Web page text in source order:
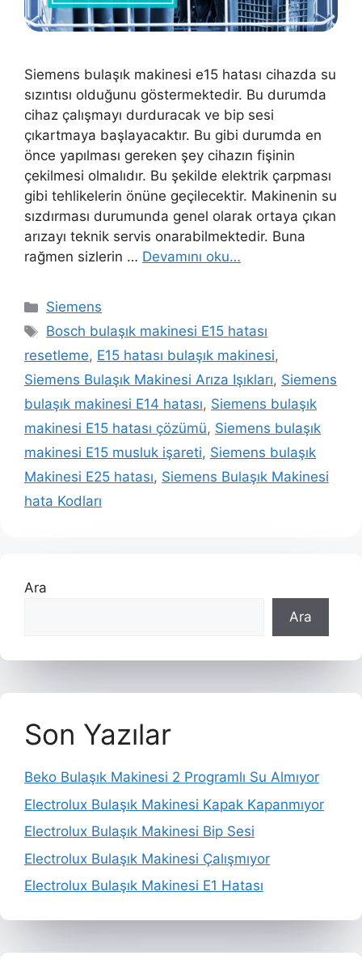
Siemens bulaşık makinesi e15 hatası cihazda su
sızıntısı olduğunu göstermektedir. Bu durumda
cihaz çalışmayı durduracak ve bip sesi
çıkartmaya başlayacaktır. Bu gibi durumda en
önce yapılması gereken şey cihazın fişinin
çekilmesi olmalıdır. Bu şekilde elektrik çarpması
gibi tehlikelerin önüne geçilecektir. Makinenin su
sızdırması durumunda genel olarak ortaya çıkan
arızayı teknik servis onarabilmektedir. Buna
rağmen sizlerin … Devamını oku…
Kategoriler
Siemens
Etiketler
Bosch bulaşık makinesi E15 hatası
resetleme, E15 hatası bulaşık makinesi,
Siemens Bulaşık Makinesi Arıza Işıkları, Siemens
bulaşık makinesi E14 hatası, Siemens bulaşık
makinesi E15 hatası çözümü, Siemens bulaşık
makinesi E15 musluk işareti, Siemens bulaşık
Makinesi E25 hatası, Siemens Bulaşık Makinesi
hata Kodları
Ara
Ara
Son Yazılar
Beko Bulaşık Makinesi 2 Programlı Su Almıyor
Electrolux Bulaşık Makinesi Kapak Kapanmıyor
Electrolux Bulaşık Makinesi Bip Sesi
Electrolux Bulaşık Makinesi Çalışmıyor
Electrolux Bulaşık Makinesi E1 Hatası